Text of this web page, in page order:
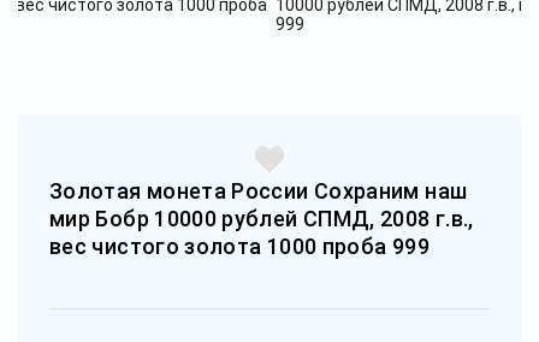
Золотая монета России Сохраним наш
мир Бобр 10000 рублей СПМД, 2008 г.в.,
вес чистого золота 1000 проба 999